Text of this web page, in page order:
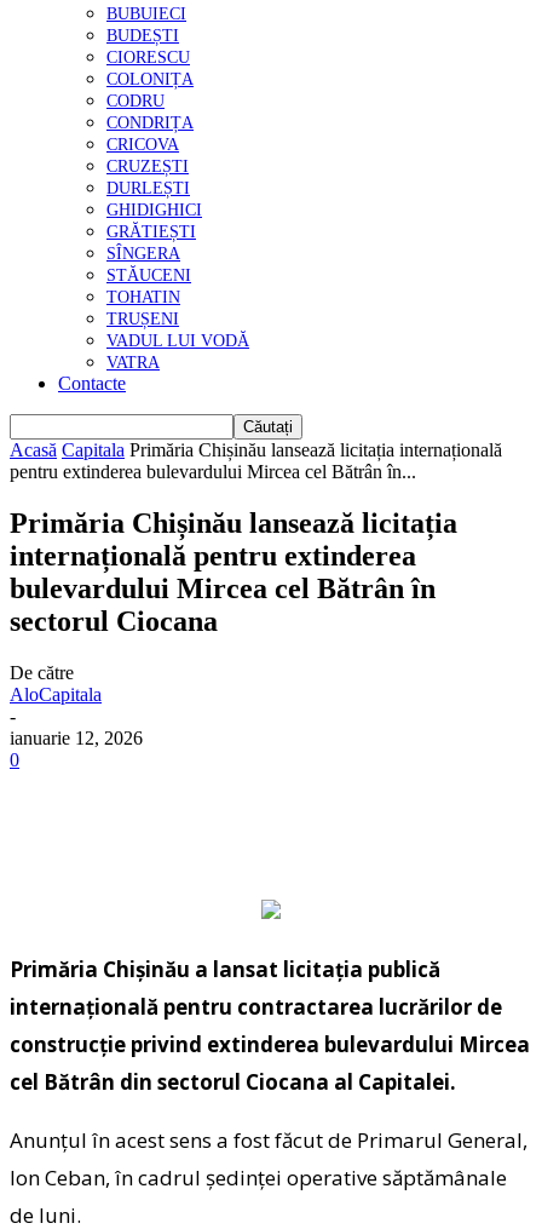
BUBUIECI
BUDEȘTI
CIORESCU
COLONIȚA
CODRU
CONDRIȚA
CRICOVA
CRUZEȘTI
DURLEȘTI
GHIDIGHICI
GRĂTIEȘTI
SÎNGERA
STĂUCENI
TOHATIN
TRUȘENI
VADUL LUI VODĂ
VATRA
Contacte
Acasă Capitala Primăria Chișinău lansează licitația internațională
pentru extinderea bulevardului Mircea cel Bătrân în...
Primăria Chișinău lansează licitația
internațională pentru extinderea
bulevardului Mircea cel Bătrân în
sectorul Ciocana
De către
AloCapitala
-
ianuarie 12, 2026
0
Primăria Chișinău a lansat licitația publică
internațională pentru contractarea lucrărilor de
construcție privind extinderea bulevardului Mircea
cel Bătrân din sectorul Ciocana al Capitalei.
Anunțul în acest sens a fost făcut de Primarul General,
Ion Ceban, în cadrul ședinței operative săptămânale
de luni.